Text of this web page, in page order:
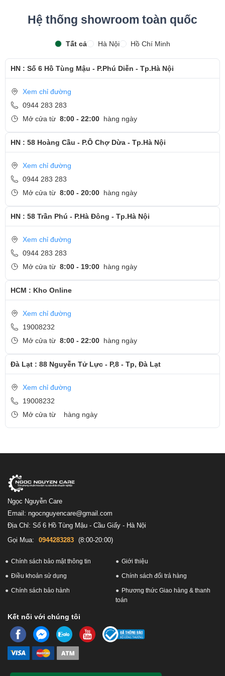
Hệ thống showroom toàn quốc
Tất cả Hà Nội Hồ Chí Minh
HN : Số 6 Hồ Tùng Mậu - P.Phú Diễn - Tp.Hà Nội
Xem chỉ đường
0944 283 283
Mở cửa từ 8:00 - 22:00 hàng ngày
HN : 58 Hoàng Cầu - P.Ô Chợ Dừa - Tp.Hà Nội
Xem chỉ đường
0944 283 283
Mở cửa từ 8:00 - 20:00 hàng ngày
HN : 58 Trần Phú - P.Hà Đông - Tp.Hà Nội
Xem chỉ đường
0944 283 283
Mở cửa từ 8:00 - 19:00 hàng ngày
HCM : Kho Online
Xem chỉ đường
19008232
Mở cửa từ 8:00 - 22:00 hàng ngày
Đà Lạt : 88 Nguyễn Tử Lực - P,8 - Tp, Đà Lạt
Xem chỉ đường
19008232
Mở cửa từ
hàng ngày
Ngọc Nguyễn Care
Email: ngocnguyencare@gmail.com
Địa Chỉ: Số 6 Hồ Tùng Mậu - Cầu Giấy - Hà Nội
Gọi Mua:
0944283283 (8:00-20:00)
Chính sách bảo mật thông tin Giới thiệu
Điều khoản sử dụng Chính sách đổi trả hàng
Chính sách bảo hành
Phương thức Giao hàng & thanh
toán
Kết nối với chúng tôi